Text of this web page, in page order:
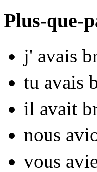
Plus-que-
j' avais
tu avais
il avait
nous
vous